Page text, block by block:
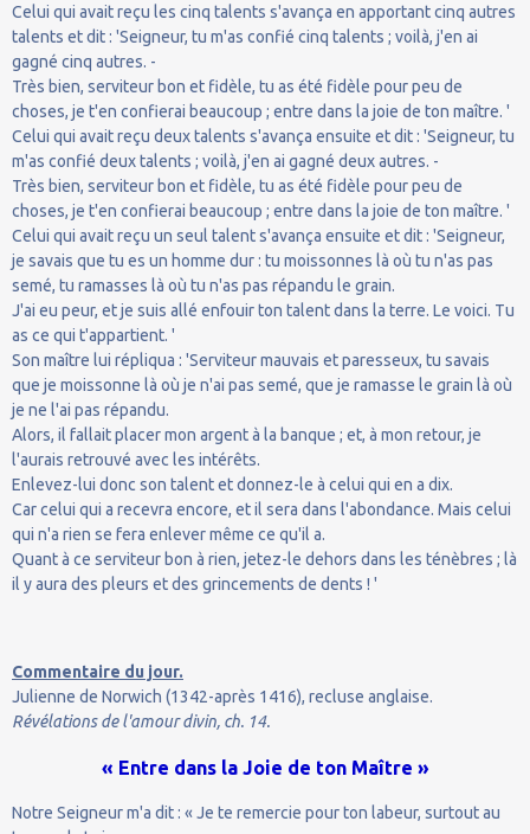
Celui qui avait reçu les cinq talents s'avança en apportant cinq autres
talents et dit : 'Seigneur, tu m'as confié cinq talents ; voilà, j'en ai
gagné cinq autres. -
Très bien, serviteur bon et fidèle, tu as été fidèle pour peu de
choses, je t'en confierai beaucoup ; entre dans la joie de ton maître. '
Celui qui avait reçu deux talents s'avança ensuite et dit : 'Seigneur, tu
m'as confié deux talents ; voilà, j'en ai gagné deux autres. -
Très bien, serviteur bon et fidèle, tu as été fidèle pour peu de
choses, je t'en confierai beaucoup ; entre dans la joie de ton maître. '
Celui qui avait reçu un seul talent s'avança ensuite et dit : 'Seigneur,
je savais que tu es un homme dur : tu moissonnes là où tu n'as pas
semé, tu ramasses là où tu n'as pas répandu le grain.
J'ai eu peur, et je suis allé enfouir ton talent dans la terre. Le voici. Tu
as ce qui t'appartient. '
Son maître lui répliqua : 'Serviteur mauvais et paresseux, tu savais
que je moissonne là où je n'ai pas semé, que je ramasse le grain là où
je ne l'ai pas répandu.
Alors, il fallait placer mon argent à la banque ; et, à mon retour, je
l'aurais retrouvé avec les intérêts.
Enlevez-lui donc son talent et donnez-le à celui qui en a dix.
Car celui qui a recevra encore, et il sera dans l'abondance. Mais celui
qui n'a rien se fera enlever même ce qu'il a.
Quant à ce serviteur bon à rien, jetez-le dehors dans les ténèbres ; là
il y aura des pleurs et des grincements de dents ! '
Commentaire du jour.
Julienne de Norwich (1342-après 1416), recluse anglaise.
Révélations de l'amour divin, ch. 14.
« Entre dans la Joie de ton Maître »
Notre Seigneur m'a dit : « Je te remercie pour ton labeur, surtout au